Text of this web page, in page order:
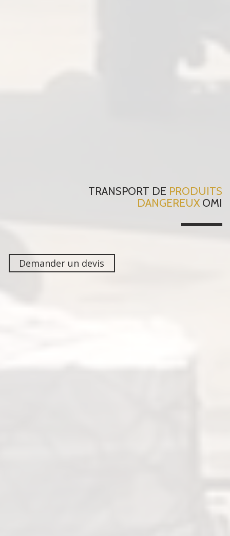
TRANSPORT DE PRODUITS
DANGEREUX OMI
Demander un devis